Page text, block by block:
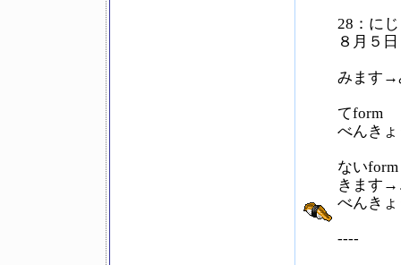
28：に
８月５
みます→
てform
べんき
ないform
きます→
べんき
----